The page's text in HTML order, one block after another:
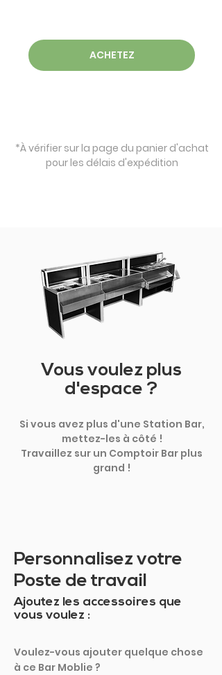
ACHETEZ
*À vérifier sur la page du panier d'achat
pour les délais d'expédition
Vous voulez plus
d'espace ?
Si vous avez plus d'une Station Bar,
mettez-les à côté !
Travaillez sur un Comptoir Bar plus
grand !
Personnalisez votre
Poste de travail
Ajoutez les accessoires que
vous voulez :
Voulez-vous ajouter quelque chose
à ce Bar Moblie ?